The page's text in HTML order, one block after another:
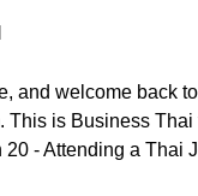
and welcome back to
This is Business Thai
- Attending a Thai